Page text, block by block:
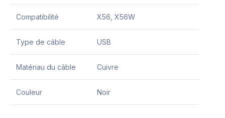
Compatibilité X56, X56W
Type de câble USB
Matériau du câble Cuivre
Couleur Noir